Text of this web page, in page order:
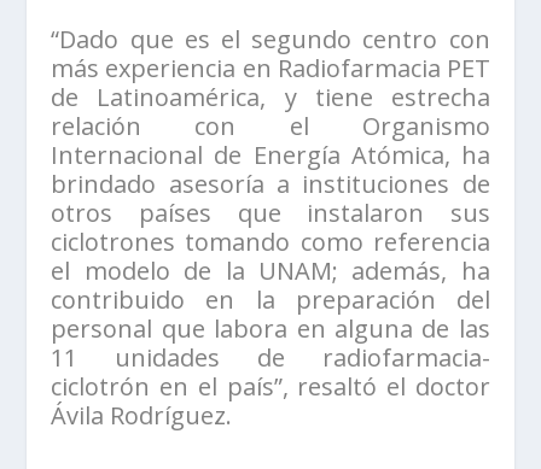
“Dado que es el segundo centro con
más experiencia en Radiofarmacia PET
de Latinoamérica, y tiene estrecha
relación con el Organismo
Internacional de Energía Atómica, ha
brindado asesoría a instituciones de
otros países que instalaron sus
ciclotrones tomando como referencia
el modelo de la UNAM; además, ha
contribuido en la preparación del
personal que labora en alguna de las
11 unidades de radiofarmacia-
ciclotrón en el país”, resaltó el doctor
Ávila Rodríguez.